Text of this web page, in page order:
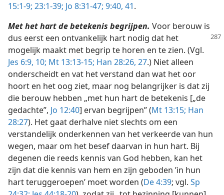
15:1-9; 23:1-39; Jo 8:31-47; 9:40, 41.
Met het hart de betekenis begrijpen. Voor berouw is
dus eerst een ontvankelijk hart nodig dat het
mogelijk maakt met begrip te horen en te zien. (Vgl.
Jes 6:9, 10; Mt 13:13-15; Han 28:26, 27.) Niet alleen
onderscheidt en vat het verstand dan wat het oor
hoort en het oog ziet, maar nog belangrijker is dat zij
die berouw hebben „met hun hart de betekenis [„de
gedachte”, Jo 12:40] ervan begrijpen” (Mt 13:15; Han
28:27). Het gaat derhalve niet slechts om een
verstandelijk onderkennen van het verkeerde van hun
wegen, maar om het besef daarvan in hun hart. Bij
degenen die reeds kennis van God hebben, kan het
zijn dat die kennis van hem en zijn geboden ’in hun
hart teruggeroepen’ moet worden (De 4:39; vgl. Sp